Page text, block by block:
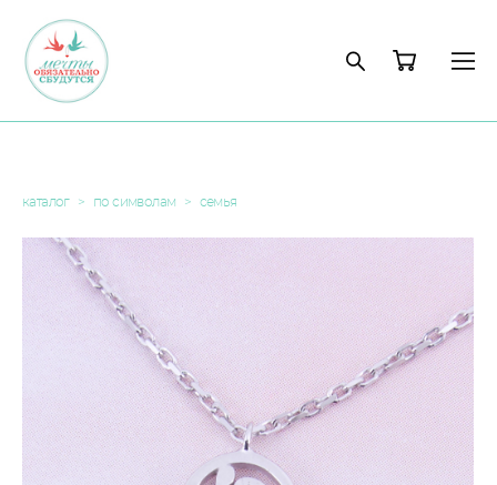
каталог > по символам > семья